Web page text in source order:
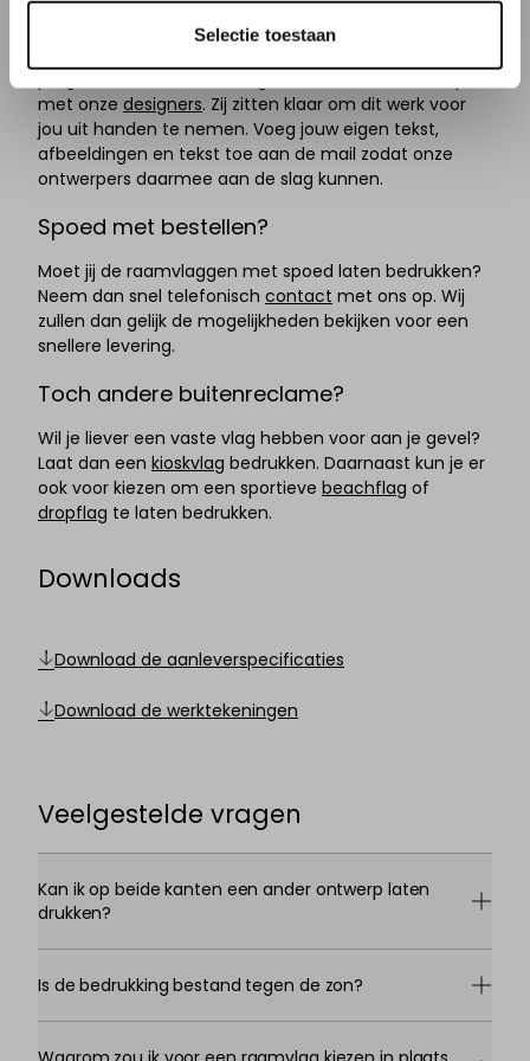
Selectie toestaan
met onze designers. Zij zitten klaar om dit werk voor
jou uit handen te nemen. Voeg jouw eigen tekst,
afbeeldingen en tekst toe aan de mail zodat onze
ontwerpers daarmee aan de slag kunnen.
Spoed met bestellen?
Moet jij de raamvlaggen met spoed laten bedrukken?
Neem dan snel telefonisch contact met ons op. Wij
zullen dan gelijk de mogelijkheden bekijken voor een
snellere levering.
Toch andere buitenreclame?
Wil je liever een vaste vlag hebben voor aan je gevel?
Laat dan een kioskvlag bedrukken. Daarnaast kun je er
ook voor kiezen om een sportieve beachflag of
dropflag te laten bedrukken.
Downloads
Download de aanleverspecificaties
Download de werktekeningen
Veelgestelde vragen
Kan ik op beide kanten een ander ontwerp laten
drukken?
Is de bedrukking bestand tegen de zon?